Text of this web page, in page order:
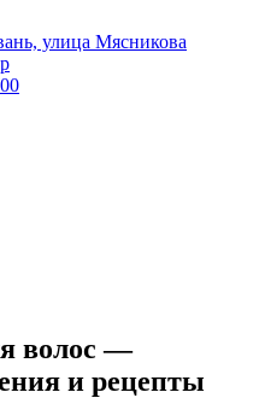
улица Мясникова
волос —
и рецепты